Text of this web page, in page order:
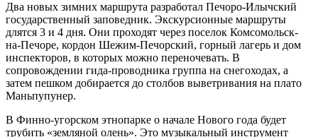
Два новых зимних маршрута разработал Печоро-Илычский
государственный заповедник. Экскурсионные маршруты
длятся 3 и 4 дня. Они проходят через поселок Комсомольск-
на-Печоре, кордон Шежим-Печорский, горный лагерь и дом
инспекторов, в которых можно переночевать. В
сопровождении гида-проводника группа на снегоходах, а
затем пешком добирается до столбов выветривания на плато
Маньпупунер.
В Финно-угорском этнопарке о начале Нового года будет
трубить «земляной олень». Это музыкальный инструмент